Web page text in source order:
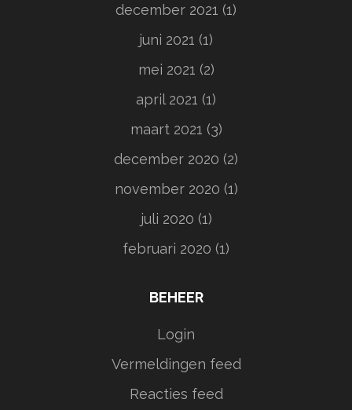
december 2021 (1)
juni 2021 (1)
mei 2021 (2)
april 2021 (1)
maart 2021 (3)
december 2020 (2)
november 2020 (1)
juli 2020 (1)
februari 2020 (1)
BEHEER
Login
Vermeldingen feed
Reacties feed